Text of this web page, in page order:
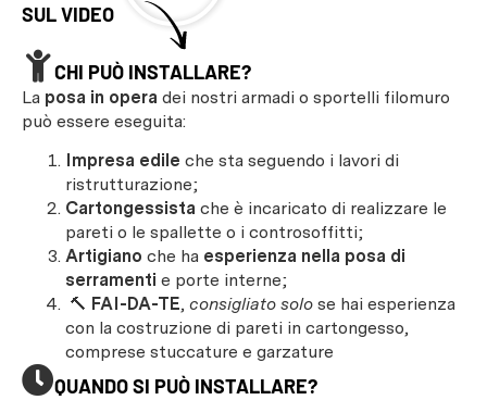
SUL VIDEO
CHI PUÒ INSTALLARE?
La posa in opera dei nostri armadi o sportelli filomuro
può essere eseguita:
Impresa edile che sta seguendo i lavori di
ristrutturazione;
Cartongessista che è incaricato di realizzare le
pareti o le spallette o i controsoffitti;
Artigiano che ha esperienza nella posa di
serramenti e porte interne;
🔨 FAI-DA-TE, consigliato solo se hai esperienza
con la costruzione di pareti in cartongesso,
comprese stuccature e garzature
QUANDO SI PUÒ INSTALLARE?